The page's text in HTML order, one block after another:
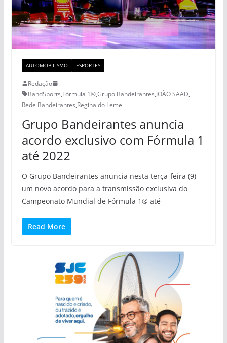
AUTOMOBILISMO ESPORTES
Redação
BandSports,Fórmula 1®,Grupo Bandeirantes,JOÃO SAAD,
Rede Bandeirantes,Reginaldo Leme
Grupo Bandeirantes anuncia
acordo exclusivo com Fórmula 1
até 2022
O Grupo Bandeirantes anuncia nesta terça-feira (9)
um novo acordo para a transmissão exclusiva do
Campeonato Mundial de Fórmula 1® até
Read More